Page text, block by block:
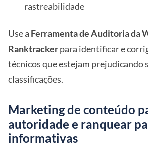
rastreabilidade
Usea Ferramenta de Auditoria da
Ranktrackerpara identificar e
técnicos que estejam prejudicando
classificações.
Marketing de conteúdo
autoridade e ranquear
informativas